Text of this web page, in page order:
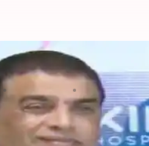
: సంధ్య
Dec 25, 2024 03:23 pm